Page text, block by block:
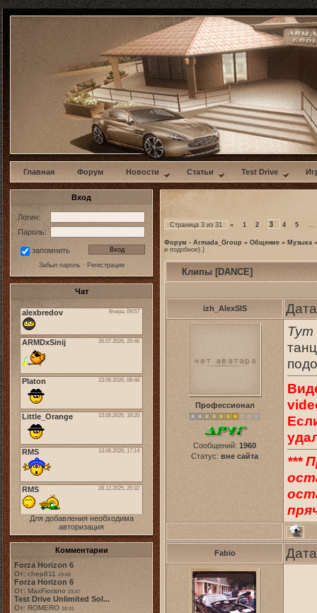
w
Главная Форум Новости Статьи Test Drive
Вход
Логин:
Пароль:
запомнить
Забыл пароль· Регистрация
Чат
Для добавления необходима
авторизация
Комментарии
Forza Horizon 6
От: chep811 19:48
Forza Horizon 6
От: MaxFiorano 23:47
Test Drive Unlimited Sol...
От: ROMERO 18:31
Страница 3 из 31 « 1 2 3 4 5 …
Форум - Armada_Group » Общение » Музыка »
и подобное).)
Клипы [DANCE]
izh_AlexSIS
Профессионал
Сообщений: 1960
Статус: вне сайта
Тут
***
Fabio